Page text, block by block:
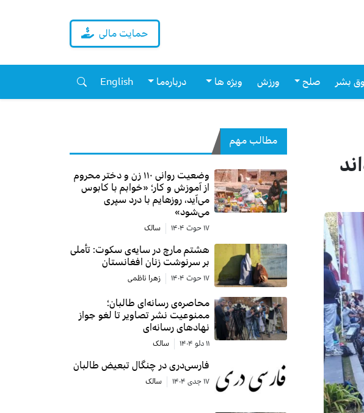
حمایت مالی
بشر صلح ورزش ویژه ها درباره‌ما English
مطالب مهم
وضعیت روانی ۱۱۰ زن و دختر محروم
از آموزش و کار؛ «خوابم با کابوس
می‌آید، روزهایم با درد سپری
می‌شود»
۱۷ حوت ۱۴۰۴ سالک
هشتم مارچ در سایه‌ی سکوت: تأملی
بر سرنوشت زنان افغانستان
۱۷ حوت ۱۴۰۴ زهرا ناظمی
محاصره‌ی رسانه‌ای طالبان؛
ممنوعیت نشر تصاویر تا لغو جواز
نهادهای رسانه‌ای
۱۱ دلو ۱۴۰۴ سالک
فارسی‌دری در چنگال تبعیض طالبان
۱۷ جدی ۱۴۰۴ سالک